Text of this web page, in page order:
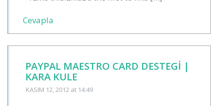
Cevapla
PAYPAL MAESTRO CARD DESTEGI |
KARA KULE
KASIM 12, 2012 at 14:49